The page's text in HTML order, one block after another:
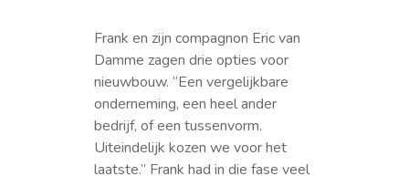
Frank en zijn compagnon Eric van
Damme zagen drie opties voor
nieuwbouw. “Een vergelijkbare
onderneming, een heel ander
bedrijf, of een tussenvorm.
Uiteindelijk kozen we voor het
laatste.” Frank had in die fase veel